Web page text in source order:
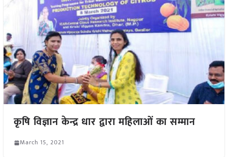
कृषि विज्ञान केन्द्र धार द्वारा महिलाओं का सम्मान
March 15, 2021